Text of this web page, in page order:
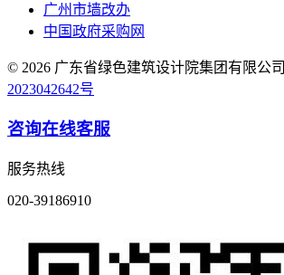
广州市墙改办
中国政府采购网
© 2026 广东省绿色建筑设计院集团有限公司
2023042642号
咨询在线客服
服务热线
020-39186910